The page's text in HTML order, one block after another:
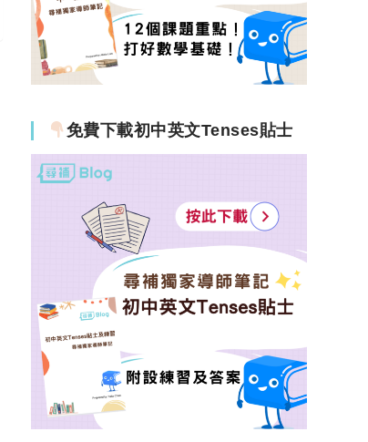
免費下載初中英文Tenses貼士